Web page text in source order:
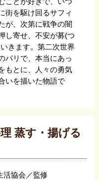
ことが好きで、いつ
街を駆け回るサフィ
が、次第に戦争の闇
し寄せ、不安が募(つ
きます。第二次世界
パリで、本当にあっ
もとに、人々の勇気
いを描いた物語で
蒸す・揚げる
活協会／監修